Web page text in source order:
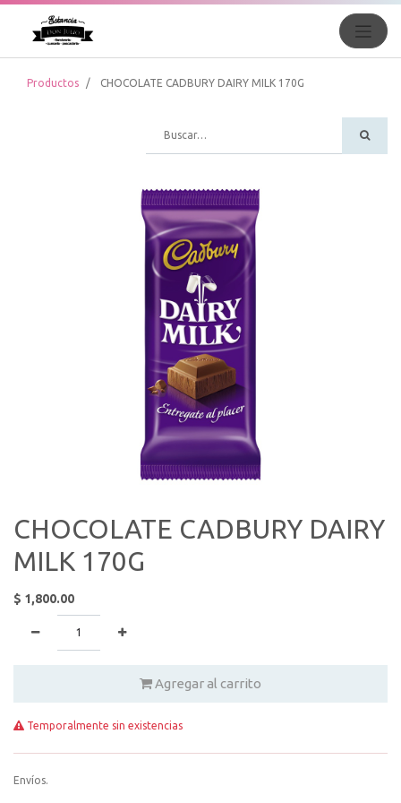
Productos CHOCOLATE CADBURY DAIRY MILK 170G
CHOCOLATE CADBURY DAIRY
MILK 170G
$ 1,800.00
Agregar al carrito
Temporalmente sin existencias
Envíos.